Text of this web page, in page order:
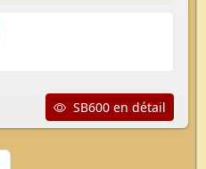
SB600 en détail